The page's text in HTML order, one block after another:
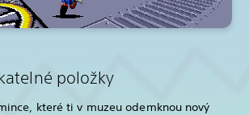
položky
které ti v muzeu odemknou nový